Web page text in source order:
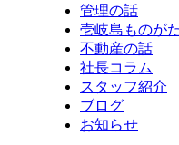
管理の話
壱岐島ものが
不動産の話
社長コラム
スタッフ紹介
ブログ
お知らせ